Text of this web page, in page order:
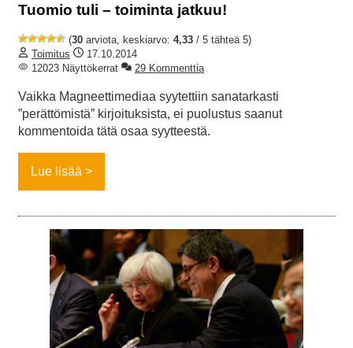
Tuomio tuli – toiminta jatkuu!
(30 arviota, keskiarvo: 4,33 / 5 tähteä 5)
Toimitus
17.10.2014
12023 Näyttökerrat
29 Kommenttia
Vaikka Magneettimediaa syytettiin sanatarkasti
”perättömistä” kirjoituksista, ei puolustus saanut
kommentoida tätä osaa syytteestä.
Lue lisää